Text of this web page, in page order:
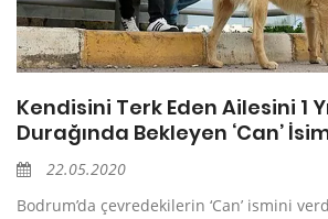
Kendisini Terk Eden Ailesini 1
Durağında Bekleyen ‘Can’
22.05.2020
Bodrum’da çevredekilerin ‘Can’ ismini